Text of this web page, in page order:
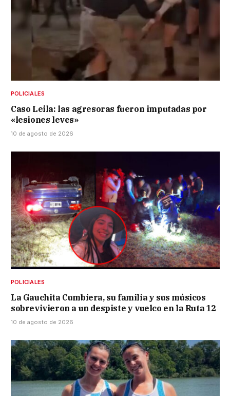
POLICIALES
Caso Leila: las agresoras fueron imputadas por
«lesiones leves»
10 de agosto de 2026
POLICIALES
La Gauchita Cumbiera, su familia y sus músicos
sobrevivieron a un despiste y vuelco en la Ruta 12
10 de agosto de 2026